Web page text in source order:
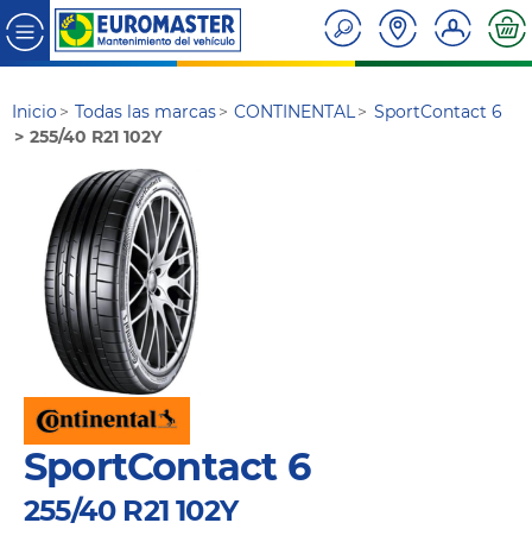
Inicio Todas las marcas CONTINENTAL
SportContact 6
255/40 R21 102Y
SportContact 6
255/40 R21 102Y